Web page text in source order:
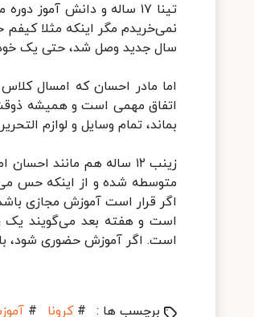
تینا ۱۷ ساله و دانش
نمی‌خریدم مگر اینکه مثلا
سال جدید وصل شد، حتی یک
اما مادر احسان که امسال
اتفاق مهمی است و همیشه
بماند، تمام وسایل و لوازم
زینب ۱۲ ساله هم مانند
متوسطه شده و از اینکه حس
اگر قرار است آموزش مجازی
است و هفته بعد می‌گویند یک
است. اگر آموزش حضوری شود،
برچسب ها : # کرونا #